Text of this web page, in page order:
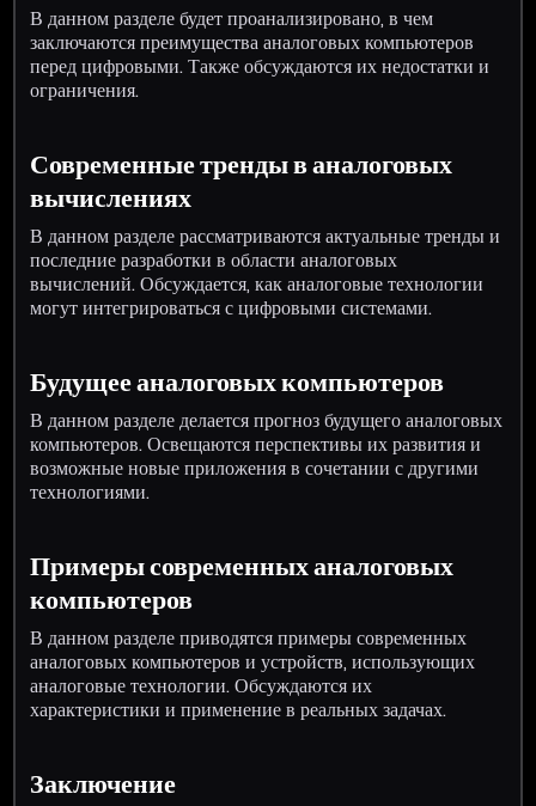
В данном разделе будет проанализировано, в чем
заключаются преимущества аналоговых компьютеров
перед цифровыми. Также обсуждаются их недостатки и
ограничения.
Современные тренды в аналоговых
вычислениях
В данном разделе рассматриваются актуальные тренды и
последние разработки в области аналоговых
вычислений. Обсуждается, как аналоговые технологии
могут интегрироваться с цифровыми системами.
Будущее аналоговых компьютеров
В данном разделе делается прогноз будущего аналоговых
компьютеров. Освещаются перспективы их развития и
возможные новые приложения в сочетании с другими
технологиями.
Примеры современных аналоговых
компьютеров
В данном разделе приводятся примеры современных
аналоговых компьютеров и устройств, использующих
аналоговые технологии. Обсуждаются их
характеристики и применение в реальных задачах.
Заключение